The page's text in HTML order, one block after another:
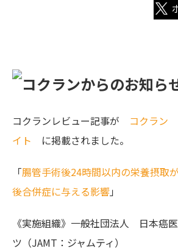
コクランレビュー記事が コクラン
イト に掲載されました。
「腸管手術後24時間以内の栄養摂取
後合併症に与える影響」
《実施組織》一般社団法人 日本癌
ツ（JAMT：ジャムティ）